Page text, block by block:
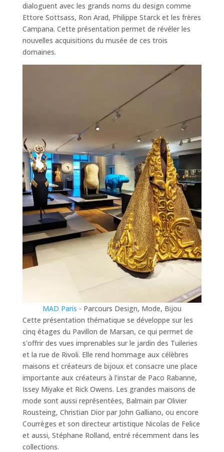
dialoguent avec les grands noms du design comme
Ettore Sottsass, Ron Arad, Philippe Starck et les frères
Campana. Cette présentation permet de révéler les
nouvelles acquisitions du musée de ces trois
domaines.
MAD Paris - Parcours Design, Mode, Bijou
Cette présentation thématique se développe sur les
cinq étages du Pavillon de Marsan, ce qui permet de
s'offrir des vues imprenables sur le jardin des Tuileries
et la rue de Rivoli. Elle rend hommage aux célèbres
maisons et créateurs de bijoux et consacre une place
importante aux créateurs à l’instar de Paco Rabanne,
Issey Miyake et Rick Owens. Les grandes maisons de
mode sont aussi représentées, Balmain par Olivier
Rousteing, Christian Dior par John Galliano, ou encore
Courrèges et son directeur artistique Nicolas de Felice
et aussi, Stéphane Rolland, entré récemment dans les
collections.